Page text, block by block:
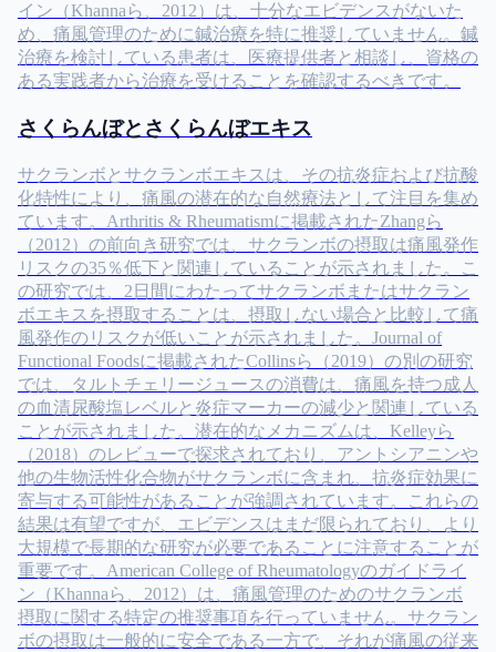
イン（Khannaら、2012）は、十分なエビデンスがないた
め、痛風管理のために鍼治療を特に推奨していません。鍼
治療を検討している患者は、医療提供者と相談し、資格の
ある実践者から治療を受けることを確認するべきです。
さくらんぼとさくらんぼエキス
サクランボとサクランボエキスは、その抗炎症および抗酸
化特性により、痛風の潜在的な自然療法として注目を集め
ています。Arthritis & Rheumatismに掲載されたZhangら
（2012）の前向き研究では、サクランボの摂取は痛風発作
リスクの35％低下と関連していることが示されました。こ
の研究では、2日間にわたってサクランボまたはサクラン
ボエキスを摂取することは、摂取しない場合と比較して痛
風発作のリスクが低いことが示されました。Journal of
Functional Foodsに掲載されたCollinsら（2019）の別の研究
では、タルトチェリージュースの消費は、痛風を持つ成人
の血清尿酸塩レベルと炎症マーカーの減少と関連している
ことが示されました。潜在的なメカニズムは、Kelleyら
（2018）のレビューで探求されており、アントシアニンや
他の生物活性化合物がサクランボに含まれ、抗炎症効果に
寄与する可能性があることが強調されています。これらの
結果は有望ですが、エビデンスはまだ限られており、より
大規模で長期的な研究が必要であることに注意することが
重要です。American College of Rheumatologyのガイドライ
ン（Khannaら、2012）は、痛風管理のためのサクランボ
摂取に関する特定の推奨事項を行っていません。サクラン
ボの摂取は一般的に安全である一方で、それが痛風の従来